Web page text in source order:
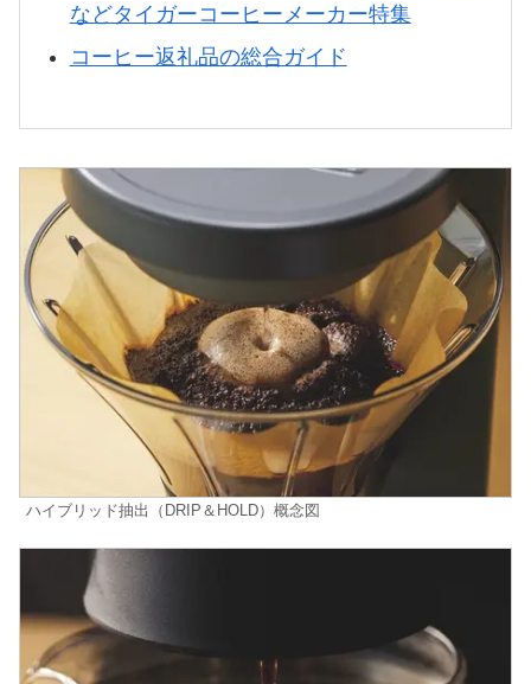
などタイガーコーヒーメーカー特集
コーヒー返礼品の総合ガイド
ハイブリッド抽出（DRIP＆HOLD）概念図